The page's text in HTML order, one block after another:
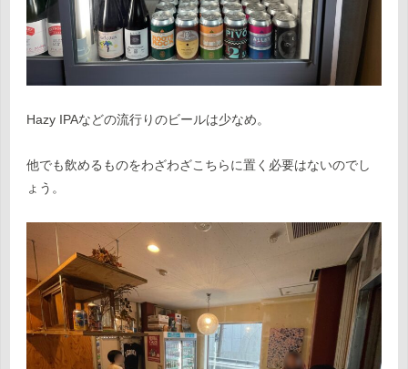
Hazy IPAなどの流行りのビールは少なめ。
他でも飲めるものをわざわざこちらに置く必要はないのでし
ょう。